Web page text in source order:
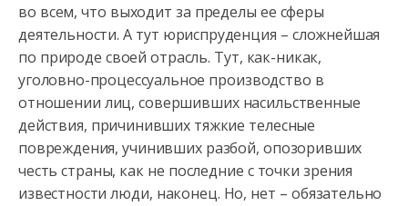
во всем, что выходит за пределы ее сферы
деятельности. А тут юриспруденция – сложнейшая
по природе своей отрасль. Тут, как-никак,
уголовно-процессуальное производство в
отношении лиц, совершивших насильственные
действия, причинивших тяжкие телесные
повреждения, учинивших разбой, опозоривших
честь страны, как не последние с точки зрения
известности люди, наконец. Но, нет – обязательно